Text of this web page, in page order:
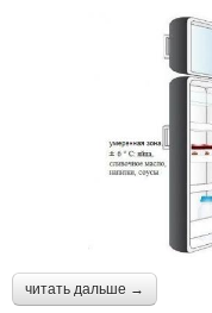
читать дальше →